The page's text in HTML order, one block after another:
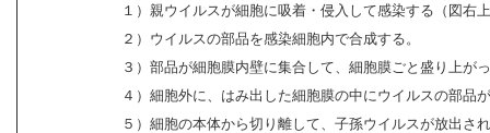
１）親ウイルスが細胞に吸着・侵入して感染する（図右
２）ウイルスの部品を感染細胞内で合成する。
３）部品が細胞膜内壁に集合して、細胞膜ごと盛り上が
４）細胞外に、はみ出した細胞膜の中にウイルスの部品
５）細胞の本体から切り離して、子孫ウイルスが放出さ